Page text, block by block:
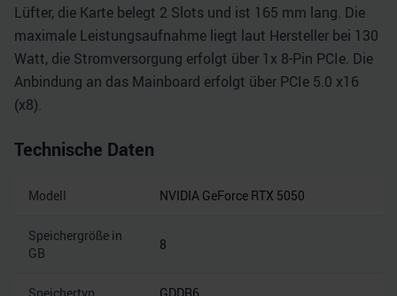
Lüfter, die Karte belegt 2 Slots und ist 165 mm lang. Die
maximale Leistungsaufnahme liegt laut Hersteller bei 130
Watt, die Stromversorgung erfolgt über 1x 8-Pin PCIe. Die
Anbindung an das Mainboard erfolgt über PCIe 5.0 x16
(x8).
Technische Daten
Modell NVIDIA GeForce RTX 5050
Speichergröße in
GB
8